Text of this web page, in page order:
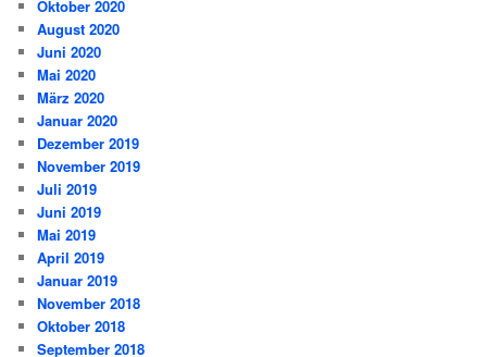
Oktober 2020
August 2020
Juni 2020
Mai 2020
März 2020
Januar 2020
Dezember 2019
November 2019
Juli 2019
Juni 2019
Mai 2019
April 2019
Januar 2019
November 2018
Oktober 2018
September 2018